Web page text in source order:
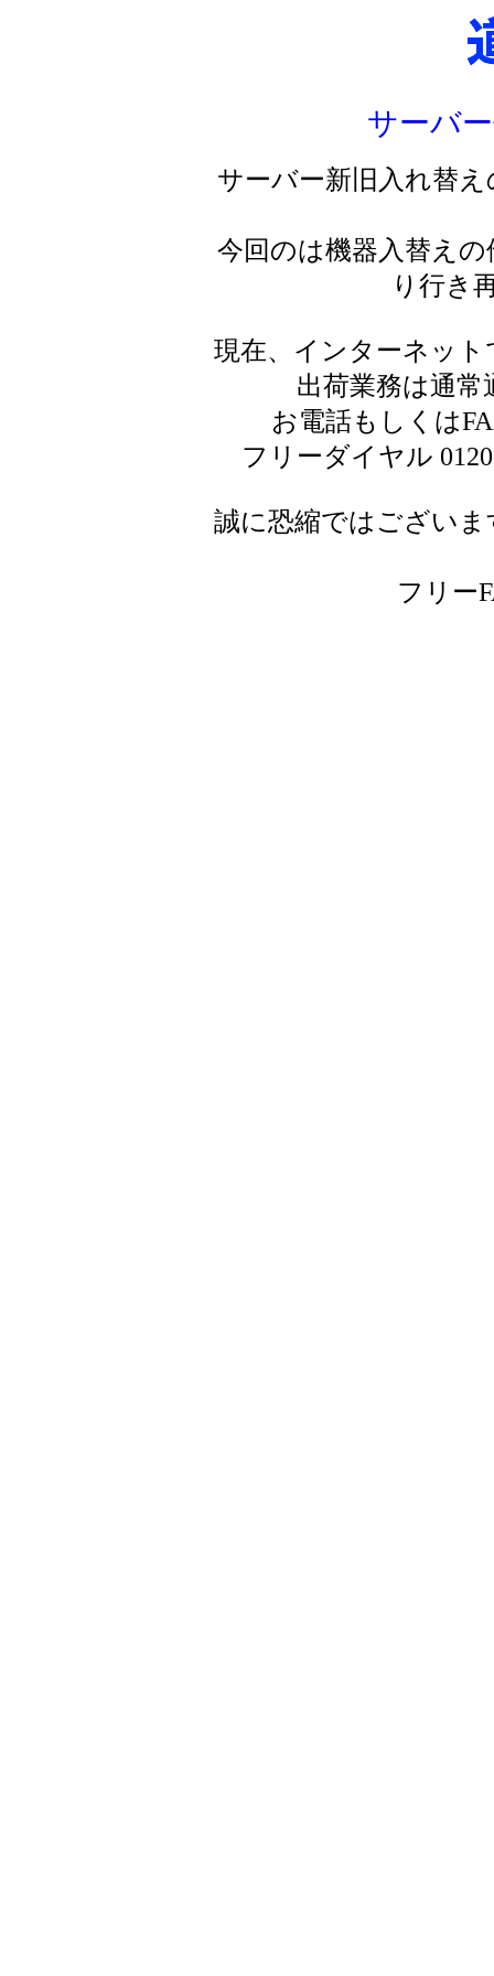
サーバ
サーバー新旧入れ替
今回のは機器入替え
り行き
現在、インターネッ
出荷業務は通
お電話もしくは
フリーダイヤル
誠に恐縮ではござい
フリー